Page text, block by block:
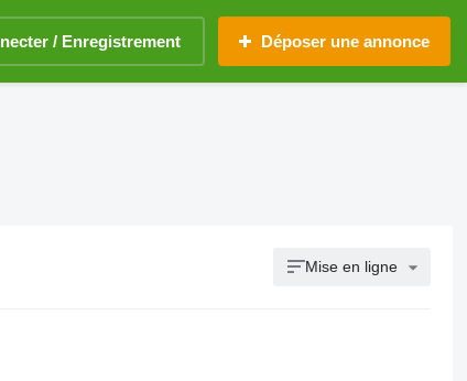
/ Enregistrement Déposer une annonce
Mise en ligne